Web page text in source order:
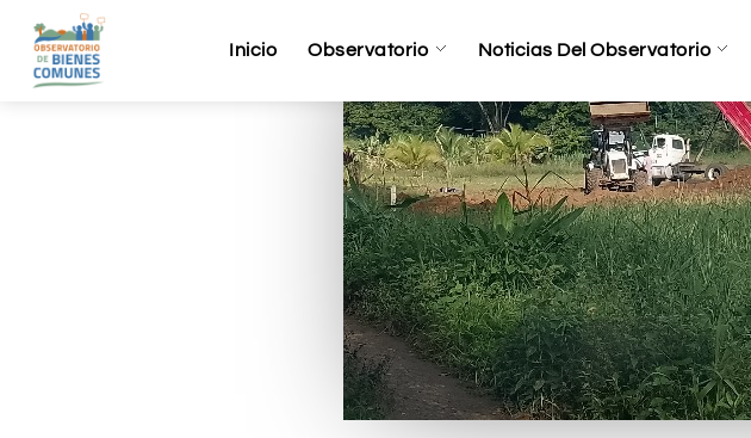
Inicio Observatorio Noticias Del Observatorio